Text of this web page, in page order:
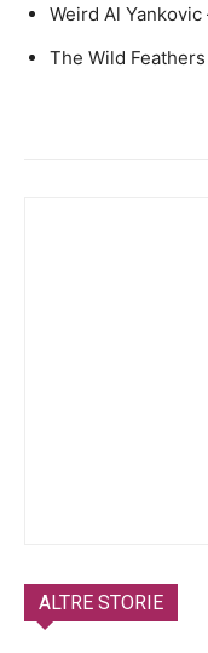
Weird Al Yankovic
The Wild
ALTRE STORIE